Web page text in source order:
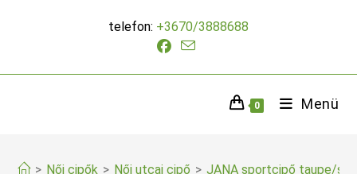
telefon: +3670/3888688
0 Menü
> Női cipők > Női utcai cipő > JANA sportcipő taupe/